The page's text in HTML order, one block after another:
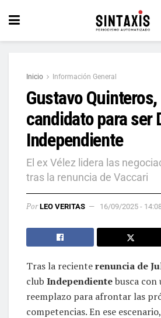
Inicio Información General
Gustavo
candidato para ser
Independiente
El ex Vélez lidera las
tras la renuncia de Vaccari
Por LEO VERITAS 16/09/2025 -
Tras la recienterenuncia de
club Independientebusca con
reemplazo para afrontar las
competencias. En ese escenario,